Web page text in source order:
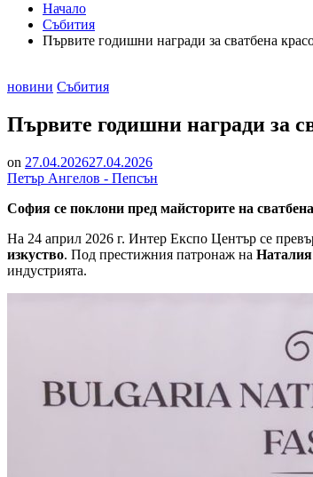
Начало
Събития
Първите годишни награди за сватбена
Posted
новини Събития
Първите годишни награди за
on 27.04.202627.04.2026
Петър Ангелов - Пепсън
София се поклони пред майсторите на
На 24 април 2026 г. Интер Експо Център се
изкуство. Под престижния патронаж на
индустрията.